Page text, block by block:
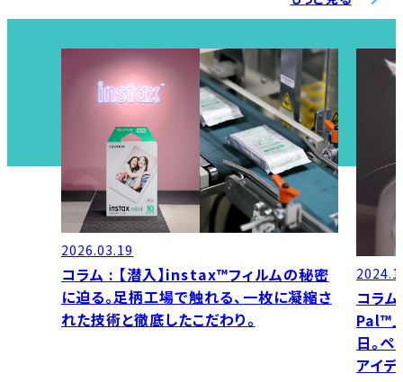
2026.03.19
コラム : 【潜入】instax™フィルムの秘密
に迫る。足柄工場で触れる、一枚に凝縮さ
れた技術と徹底したこだわり。
コラ
Pal™
日。
アイデ